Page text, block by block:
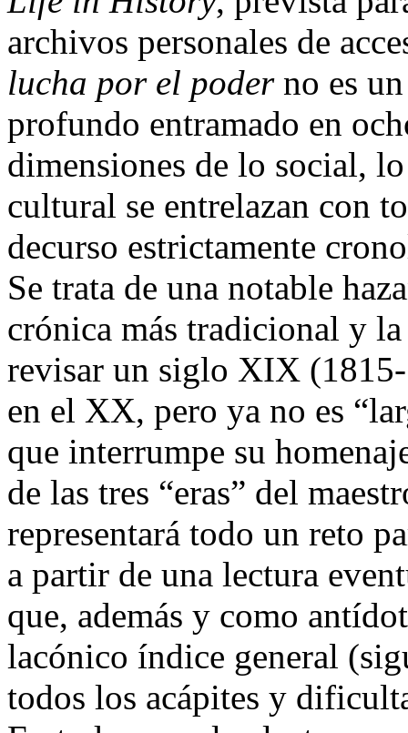
archivos personales de
lucha por el poderno es
profundo entramado en
dimensiones de lo social,
cultural se entrelazan con
decurso estrictamente
Se trata de una notable
crónica más tradicional y
revisar un siglo XIX
en el XX, pero ya no es
que interrumpe su
de las tres “eras” del
representará todo un reto
a partir de una lectura
que, además y como
lacónico índice general
todos los acápites y